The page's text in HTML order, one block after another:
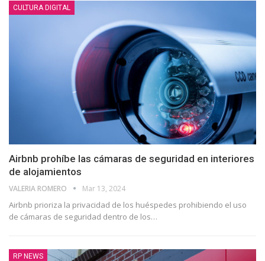
CULTURA DIGITAL
Airbnb prohíbe las cámaras de seguridad en interiores
de alojamientos
VALERIA ROMERO Mar 13, 2024
Airbnb prioriza la privacidad de los huéspedes prohibiendo el uso
de cámaras de seguridad dentro de los…
RP NEWS